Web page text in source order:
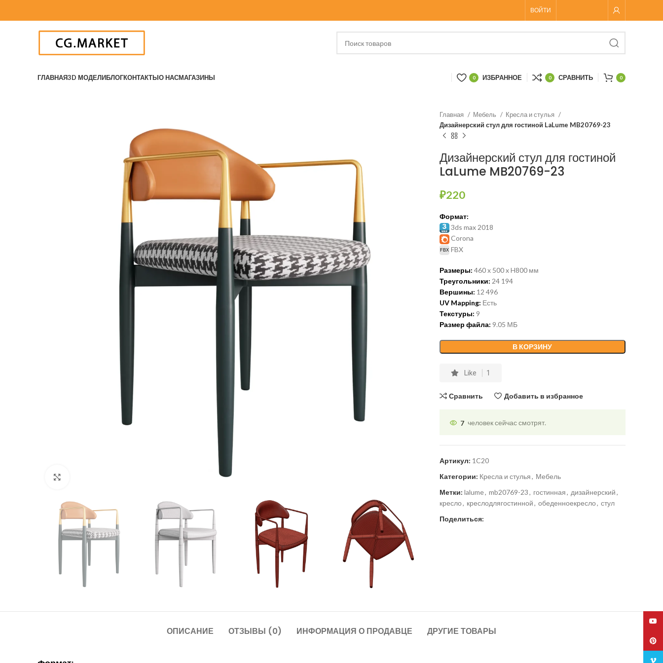
ВОЙТИ
ГЛАВНАЯ3D МОДЕЛИБЛОГКОНТАКТЫО НАСМАГАЗИНЫ 0 ИЗБРАННОЕ 0 СРАВНИТЬ 0
Главная Мебель
Кресла и стулья
Дизайнерский стул для гостиной LaLume MB20769-23
Дизайнерский стул для гостиной
LaLume MB20769-23
₽220
Формат:
3ds max 2018
Corona
FBX
Размеры: 460 x 500 x H800 мм
Треугольники: 24 194
Вершины: 12 496
UV Mapping: Есть
Текстуры: 9
Размер файла: 9.05 МБ
В КОРЗИНУ
Like 1
Сравнить Добавить в избранное
7 человек сейчас смотрят.
Артикул: 1C20
Категории: Кресла и стулья, Мебель
Метки: lalume, mb20769-23, гостинная, дизайнерский,
кресло, креслодлягостинной, обеденноекресло, стул
Поделиться:
ОПИСАНИЕ ОТЗЫВЫ (0) ИНФОРМАЦИЯ О ПРОДАВЦЕ ДРУГИЕ ТОВАРЫ